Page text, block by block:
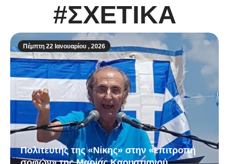
#ΣΧΕΤΙΚΑ
Πέμπτη 22 Ιανουαρίου , 2026
Πολιτευτής της «Νίκης» στην «επιτροπή